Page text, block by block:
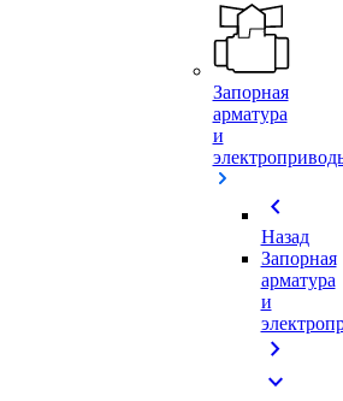
Запорная
арматура
и
chevron_left
Назад
Запорная
арматура
и
chevron_right
expand_more